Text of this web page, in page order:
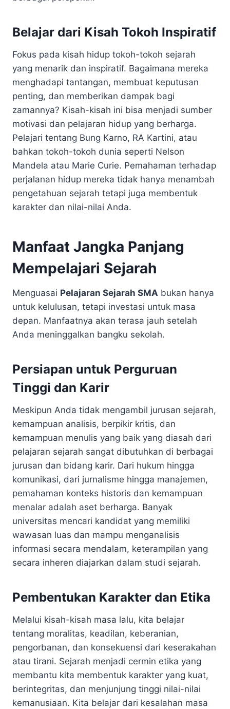
Belajar dari Kisah Tokoh Inspiratif
Fokus pada kisah hidup tokoh-tokoh sejarah
yang menarik dan inspiratif. Bagaimana mereka
menghadapi tantangan, membuat keputusan
penting, dan memberikan dampak bagi
zamannya? Kisah-kisah ini bisa menjadi sumber
motivasi dan pelajaran hidup yang berharga.
Pelajari tentang Bung Karno, RA Kartini, atau
bahkan tokoh-tokoh dunia seperti Nelson
Mandela atau Marie Curie. Pemahaman terhadap
perjalanan hidup mereka tidak hanya menambah
pengetahuan sejarah tetapi juga membentuk
karakter dan nilai-nilai Anda.
Manfaat Jangka Panjang
Mempelajari Sejarah
Menguasai Pelajaran Sejarah SMA bukan hanya
untuk kelulusan, tetapi investasi untuk masa
depan. Manfaatnya akan terasa jauh setelah
Anda meninggalkan bangku sekolah.
Persiapan untuk Perguruan
Tinggi dan Karir
Meskipun Anda tidak mengambil jurusan sejarah,
kemampuan analisis, berpikir kritis, dan
kemampuan menulis yang baik yang diasah dari
pelajaran sejarah sangat dibutuhkan di berbagai
jurusan dan bidang karir. Dari hukum hingga
komunikasi, dari jurnalisme hingga manajemen,
pemahaman konteks historis dan kemampuan
menalar adalah aset berharga. Banyak
universitas mencari kandidat yang memiliki
wawasan luas dan mampu menganalisis
informasi secara mendalam, keterampilan yang
secara inheren diajarkan dalam studi sejarah.
Pembentukan Karakter dan Etika
Melalui kisah-kisah masa lalu, kita belajar
tentang moralitas, keadilan, keberanian,
pengorbanan, dan konsekuensi dari keserakahan
atau tirani. Sejarah menjadi cermin etika yang
membantu kita membentuk karakter yang kuat,
berintegritas, dan menjunjung tinggi nilai-nilai
kemanusiaan. Kita belajar dari kesalahan masa